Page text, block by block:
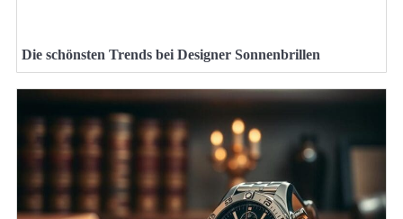
Die schönsten Trends bei Designer Sonnenbrillen